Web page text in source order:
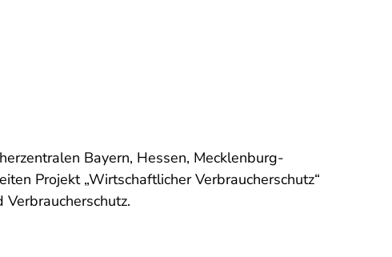
Bayern, Hessen, Mecklenburg-
Projekt „Wirtschaftlicher Verbraucherschutz“